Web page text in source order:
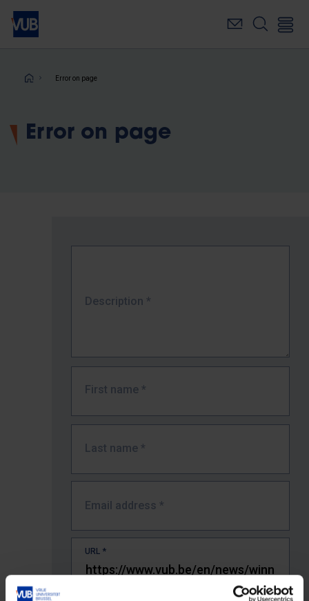
Skip
main
Breadcrumb
Error on page
Error on page
Description *
First name *
Last name *
Email address *
URL *
The full URL of the page where you encountered the error.